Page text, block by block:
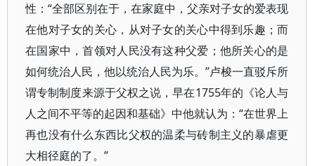
性：“全部区别在于，在家庭中，父亲对子女的爱表现
在他对子女的关心，从对子女的关心中得到乐趣；而
在国家中，首领对人民没有这种父爱；他所关心的是
如何统治人民，他以统治人民为乐。”卢梭一直驳斥所
谓专制制度来源于父权之说，早在1755年的《论人与
人之间不平等的起因和基础》中他就认为：“在世界上
再也没有什么东西比父权的温柔与砖制主义的暴虐更
大相径庭的了。”